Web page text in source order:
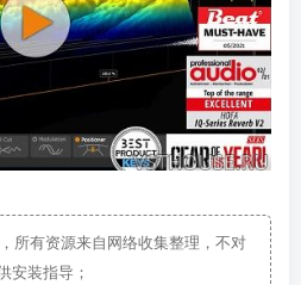
所有资源来自网络收集整理，不对
安装指导；